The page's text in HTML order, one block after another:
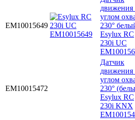
EM10015649
движения
углом
230°
Esylux RC
230i UC
EM10015472
Датчик
движения
углом
230°
Esylux RC
230i KNX